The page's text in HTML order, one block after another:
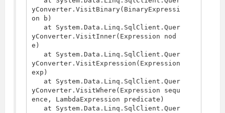
yConverter.VisitBinary(BinaryExpressi
on b)
yConverter.VisitInner(Expression nod
e)
yConverter.VisitExpression(Expression
exp)
yConverter.VisitWhere(Expression sequ
ence, LambdaExpression predicate)